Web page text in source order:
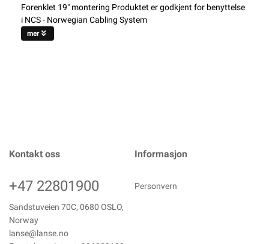
Forenklet 19" montering Produktet er godkjent for benyttelse
i NCS - Norwegian Cabling System
mer
Kontakt oss
+47 22801900
Sandstuveien 70C, 0680 OSLO,
Norway
lanse@lanse.no
Informasjon
Personvern